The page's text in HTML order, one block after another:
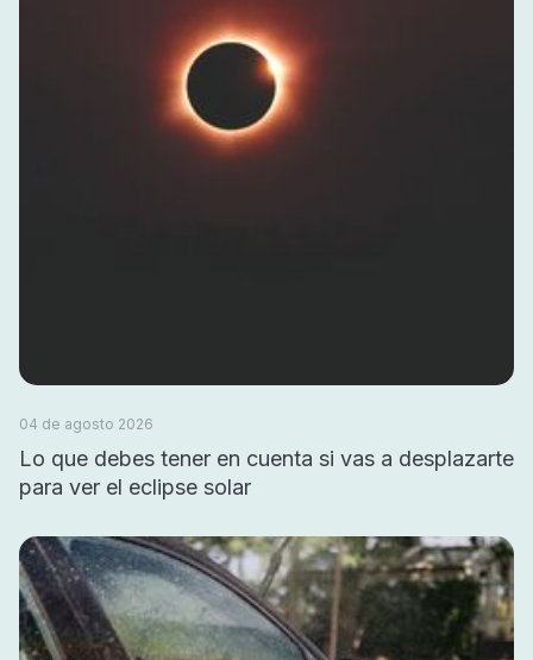
04 de agosto 2026
Lo que debes tener en cuenta si vas a desplazarte
para ver el eclipse solar